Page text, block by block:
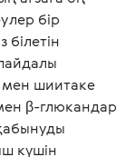
бір
шиитаке
β-глюкандар
күшін